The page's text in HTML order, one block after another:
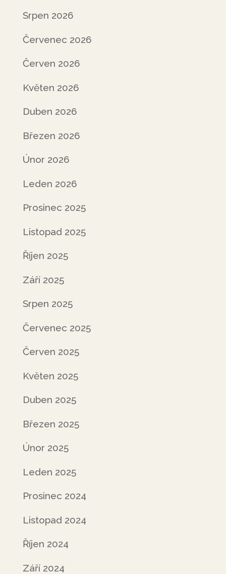
Srpen 2026
Červenec 2026
Červen 2026
Květen 2026
Duben 2026
Březen 2026
Únor 2026
Leden 2026
Prosinec 2025
Listopad 2025
Říjen 2025
Září 2025
Srpen 2025
Červenec 2025
Červen 2025
Květen 2025
Duben 2025
Březen 2025
Únor 2025
Leden 2025
Prosinec 2024
Listopad 2024
Říjen 2024
Září 2024